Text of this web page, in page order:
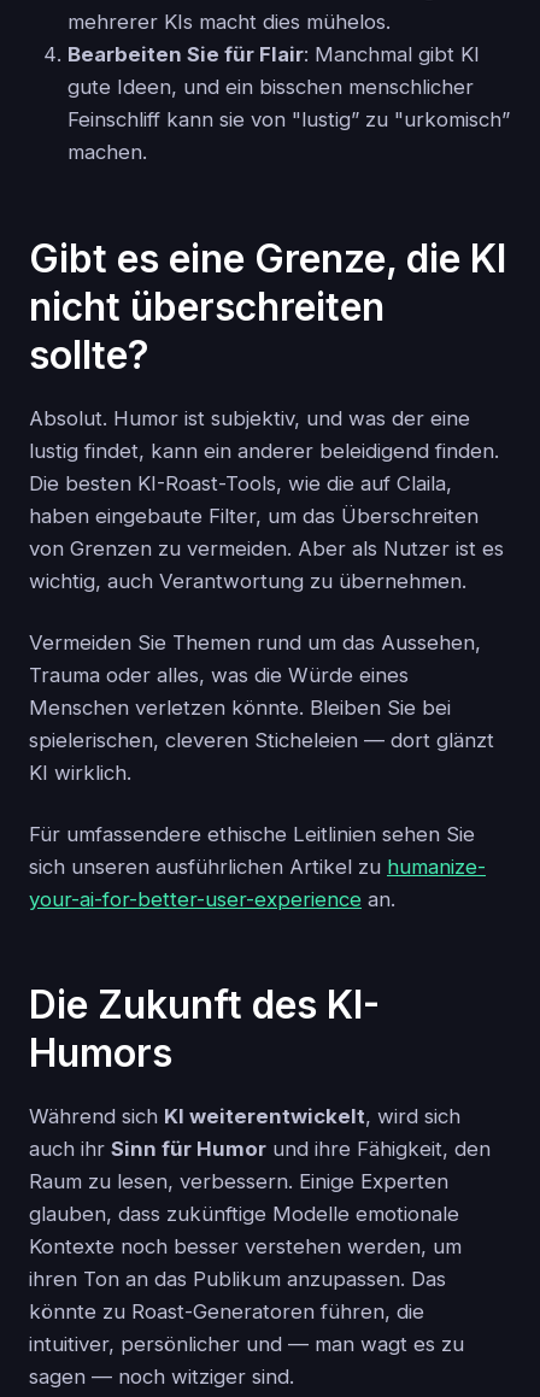
mehrerer KIs macht dies mühelos.
Bearbeiten Sie für Flair: Manchmal gibt KI
gute Ideen, und ein bisschen menschlicher
Feinschliff kann sie von "lustig” zu "urkomisch”
machen.
Gibt es eine Grenze, die KI
nicht überschreiten
sollte?
Absolut. Humor ist subjektiv, und was der eine
lustig findet, kann ein anderer beleidigend finden.
Die besten KI-Roast-Tools, wie die auf Claila,
haben eingebaute Filter, um das Überschreiten
von Grenzen zu vermeiden. Aber als Nutzer ist es
wichtig, auch Verantwortung zu übernehmen.
Vermeiden Sie Themen rund um das Aussehen,
Trauma oder alles, was die Würde eines
Menschen verletzen könnte. Bleiben Sie bei
spielerischen, cleveren Sticheleien — dort glänzt
KI wirklich.
Für umfassendere ethische Leitlinien sehen Sie
sich unseren ausführlichen Artikel zu humanize-
your-ai-for-better-user-experience an.
Die Zukunft des KI-
Humors
Während sich KI weiterentwickelt, wird sich
auch ihr Sinn für Humor und ihre Fähigkeit, den
Raum zu lesen, verbessern. Einige Experten
glauben, dass zukünftige Modelle emotionale
Kontexte noch besser verstehen werden, um
ihren Ton an das Publikum anzupassen. Das
könnte zu Roast-Generatoren führen, die
intuitiver, persönlicher und — man wagt es zu
sagen — noch witziger sind.